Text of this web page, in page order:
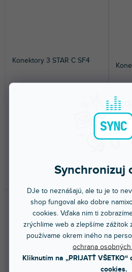
Synchronizuj
DJe to neznášajú, ale tu je to
shop fungoval ako dobre
cookies. Vďaka nim ti
zrýchlime web a zlepšíme zážitok
používame okrem iného na
ochrana
Kliknutím na „PRIJATŤ
cookies.
Konektory 3 STAR C SF4
DO KOŠÍKA
Štandardný speakon konektor